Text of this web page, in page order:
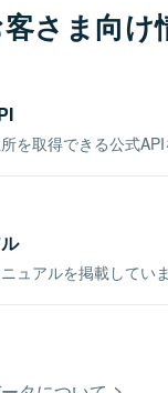
さま向け
を取得できる公式API
ュアルを掲載していま